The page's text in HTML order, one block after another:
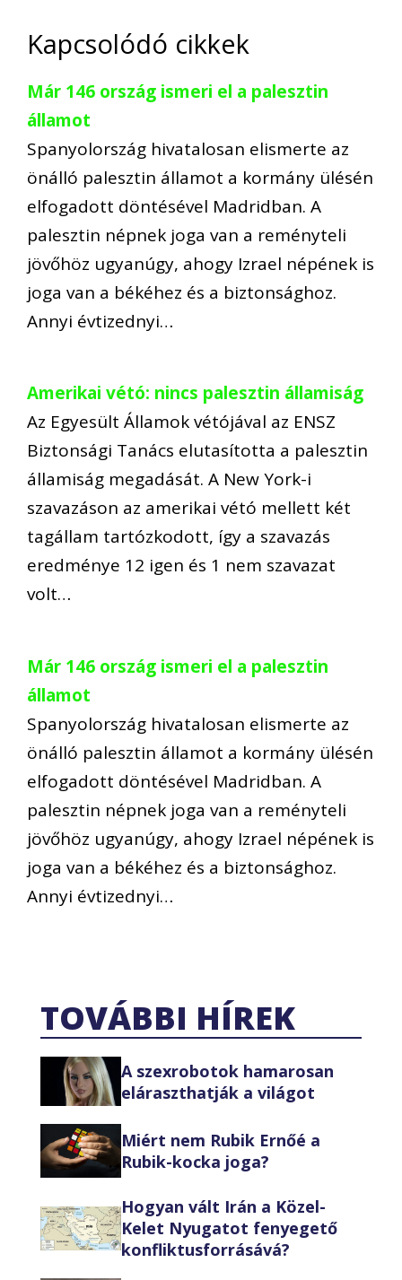
Kapcsolódó cikkek
Már 146 ország ismeri el a palesztin
államot
Spanyolország hivatalosan elismerte az
önálló palesztin államot a kormány ülésén
elfogadott döntésével Madridban. A
palesztin népnek joga van a reményteli
jövőhöz ugyanúgy, ahogy Izrael népének is
joga van a békéhez és a biztonsághoz.
Annyi évtizednyi…
Amerikai vétó: nincs palesztin államiság
Az Egyesült Államok vétójával az ENSZ
Biztonsági Tanács elutasította a palesztin
államiság megadását. A New York-i
szavazáson az amerikai vétó mellett két
tagállam tartózkodott, így a szavazás
eredménye 12 igen és 1 nem szavazat
volt…
Már 146 ország ismeri el a palesztin
államot
Spanyolország hivatalosan elismerte az
önálló palesztin államot a kormány ülésén
elfogadott döntésével Madridban. A
palesztin népnek joga van a reményteli
jövőhöz ugyanúgy, ahogy Izrael népének is
joga van a békéhez és a biztonsághoz.
Annyi évtizednyi…
TOVÁBBI HÍREK
A szexrobotok hamarosan
eláraszthatják a világot
Miért nem Rubik Ernőé a
Rubik-kocka joga?
Hogyan vált Irán a Közel-
Kelet Nyugatot fenyegető
konfliktusforrásává?